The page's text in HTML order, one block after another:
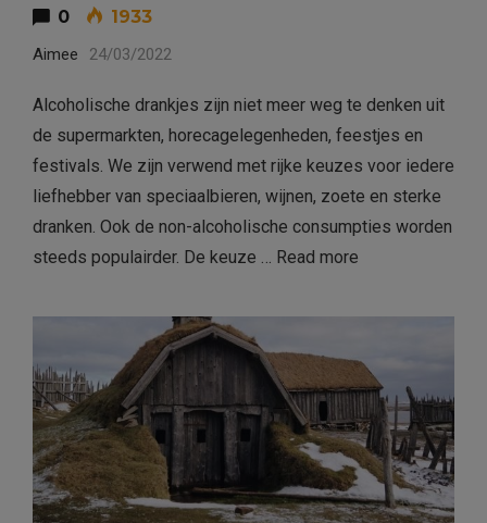
0 1933
Aimee 24/03/2022
Alcoholische drankjes zijn niet meer weg te denken uit
de supermarkten, horecagelegenheden, feestjes en
festivals. We zijn verwend met rijke keuzes voor iedere
liefhebber van speciaalbieren, wijnen, zoete en sterke
dranken. Ook de non-alcoholische consumpties worden
steeds populairder. De keuze … Read more